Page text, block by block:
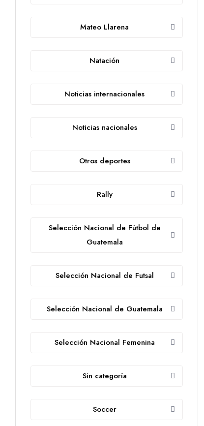
Mateo Llarena
Natación
Noticias internacionales
Noticias nacionales
Otros deportes
Rally
Selección Nacional de Fútbol de
Guatemala
Selección Nacional de Futsal
Selección Nacional de Guatemala
Selección Nacional Femenina
Sin categoría
Soccer